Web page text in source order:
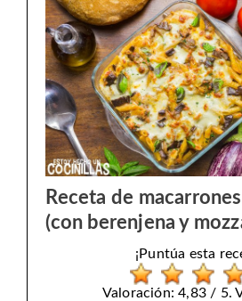
Receta de
(con berenjena y
¡Puntúa esta
Valoración: 4,83 / 5.